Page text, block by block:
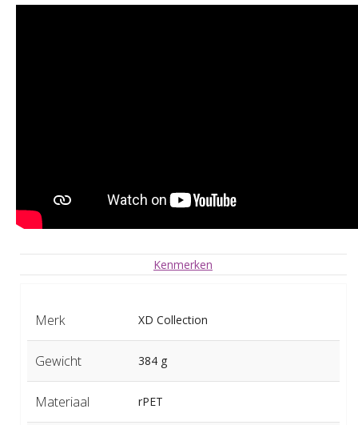
Kenmerken
Merk XD Collection
Gewicht 384 g
Materiaal rPET